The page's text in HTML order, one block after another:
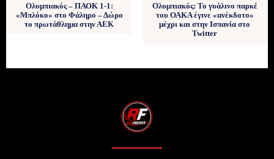
Ολυμπιακός – ΠΑΟΚ 1-1:
«Μπλόκο» στο Φάληρο – Δώρο
το πρωτάθλημα στην ΑΕΚ
Ολυμπιακός: Το γυάλινο παρκέ
του ΟΑΚΑ έγινε «ανέκδοτο»
μέχρι και στην Ισπανία στο
Twitter